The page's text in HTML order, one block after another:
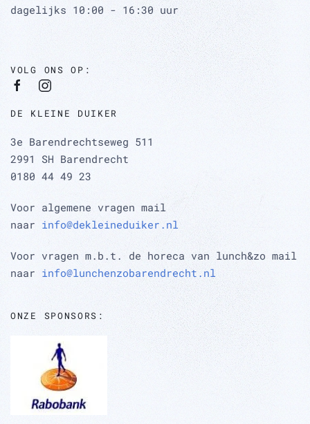
dagelijks 10:00 - 16:30 uur
VOLG ONS OP:
DE KLEINE DUIKER
3e Barendrechtseweg 511
2991 SH Barendrecht
0180 44 49 23
Voor algemene vragen mail
naar info@dekleineduiker.nl
Voor vragen m.b.t. de horeca van lunch&zo mail
naar info@lunchenzobarendrecht.nl
ONZE SPONSORS: